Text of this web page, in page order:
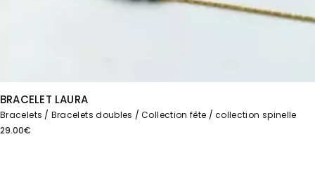
BRACELET LAURA
Bracelets Bracelets doubles Collection fête
collection spinelle
29.00€